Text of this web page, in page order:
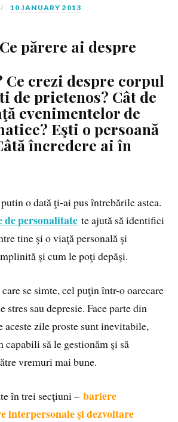
10 JANUARY 2013
Ce părere ai despre
crezi despre corpul
de prietenos? Cât de
evenimentelor de
Eşti o persoană
încredere ai în
o dată ţi-ai pus întrebările astea.
de personalitate te ajută să identifici
tine şi o viaţă personală şi
şi cum le poţi depăşi.
se simte, cel puţin într-o oarecare
stres sau depresie. Face parte din
aceste zile proste sunt inevitabile,
capabili să le gestionăm şi să
vremuri mai bune.
în trei secţiuni –bariere
interpersonale şi dezvoltare